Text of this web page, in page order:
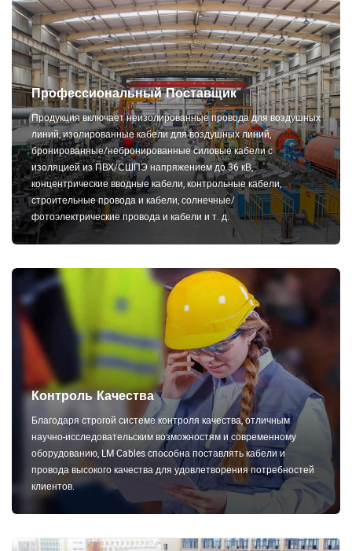
Профессиональный Поставщик
Продукция включает неизолированные провода для воздушных
линий, изолированные кабели для воздушных линий,
бронированные/небронированные силовые кабели с
изоляцией из ПВХ/СШПЭ напряжением до 36 кВ,
концентрические вводные кабели, контрольные кабели,
строительные провода и кабели, солнечные/
фотоэлектрические провода и кабели и т. д.
Контроль Качества
Благодаря строгой системе контроля качества, отличным
научно-исследовательским возможностям и современному
оборудованию, LM Cables способна поставлять кабели и
провода высокого качества для удовлетворения потребностей
клиентов.